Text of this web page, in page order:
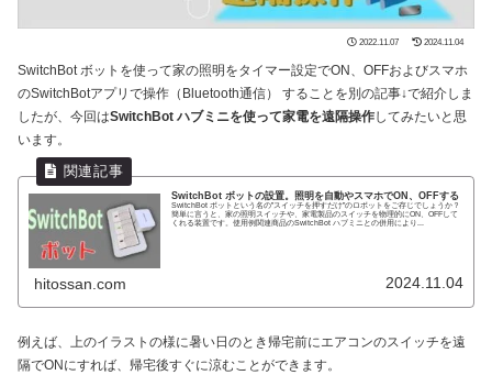
2022.11.07 2024.11.04
SwitchBot ボットを使って家の照明をタイマー設定でON、OFFおよびスマホ
のSwitchBotアプリで操作（Bluetooth通信） することを別の記事↓で紹介しま
したが、今回はSwitchBot ハブミニを使って家電を遠隔操作してみたいと思
います。
SwitchBot ボットの設置。照明を自動やスマホでON、OFFする
SwitchBot ボットという名の”スイッチを押すだけ”のロボットをご存じでしょうか？
簡単に言うと、家の照明スイッチや、家電製品のスイッチを物理的にON、OFFして
くれる装置です。使用例関連商品のSwitchBot ハブミニとの併用により...
hitossan.com 2024.11.04
例えば、上のイラストの様に暑い日のとき帰宅前にエアコンのスイッチを遠
隔でONにすれば、帰宅後すぐに涼むことができます。